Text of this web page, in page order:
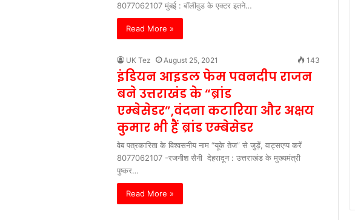
8077062107 मुंबई : बॉलीवुड के एक्टर इतने…
Read More »
UK Tez August 25, 2021 143
इंडियन आइडल फेम पवनदीप राजन
बने उत्तराखंड के “ब्रांड
एम्बेसेडर”,वंदना कटारिया और अक्षय
कुमार भी हैं ब्रांड एम्बेसेडर
वेब पत्रकारिता के विश्वसनीय नाम “यूके तेज” से जुड़ें, वाट्सएप्प करें
8077062107 -रजनीश सैनी देहरादून : उत्तराखंड के मुख्यमंत्री
पुष्कर…
Read More »